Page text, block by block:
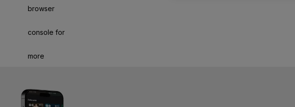
browser
console for
more